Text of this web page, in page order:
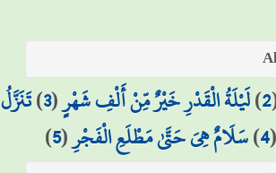
2
)لَيْلَةُ الْقَدْرِ خَيْرٌ مِّنْ أَلْفِ شَهْرٍ(
3
)تَنَزَّلُ
4
)سَلَامٌ هِيَ حَتَّىٰ مَطْلَعِ الْفَجْرِ(
5
)